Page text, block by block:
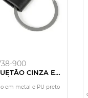
900
CINZA EM
PU
em metal e PU preto